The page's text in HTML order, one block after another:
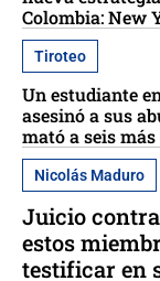
Colombia: New
Tiroteo
Un estudiante
asesinó a sus
mató a seis
Nicolás Maduro
Juicio
estos
testificar en